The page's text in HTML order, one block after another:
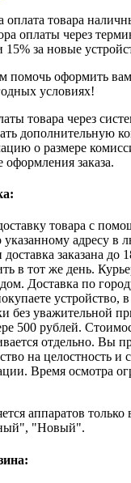
оплата товара
оплаты через
15% за новые
помочь оформить вам
условиях!
товара через
дополнительную
о размере
оформления заказа.
товара с
адресу в
заказана до
в тот же день.
Доставка по
устройство,
без уважительной
500 рублей.
отдельно. Вы
на целостность и
Время осмотра
аппаратов только
"Новый".